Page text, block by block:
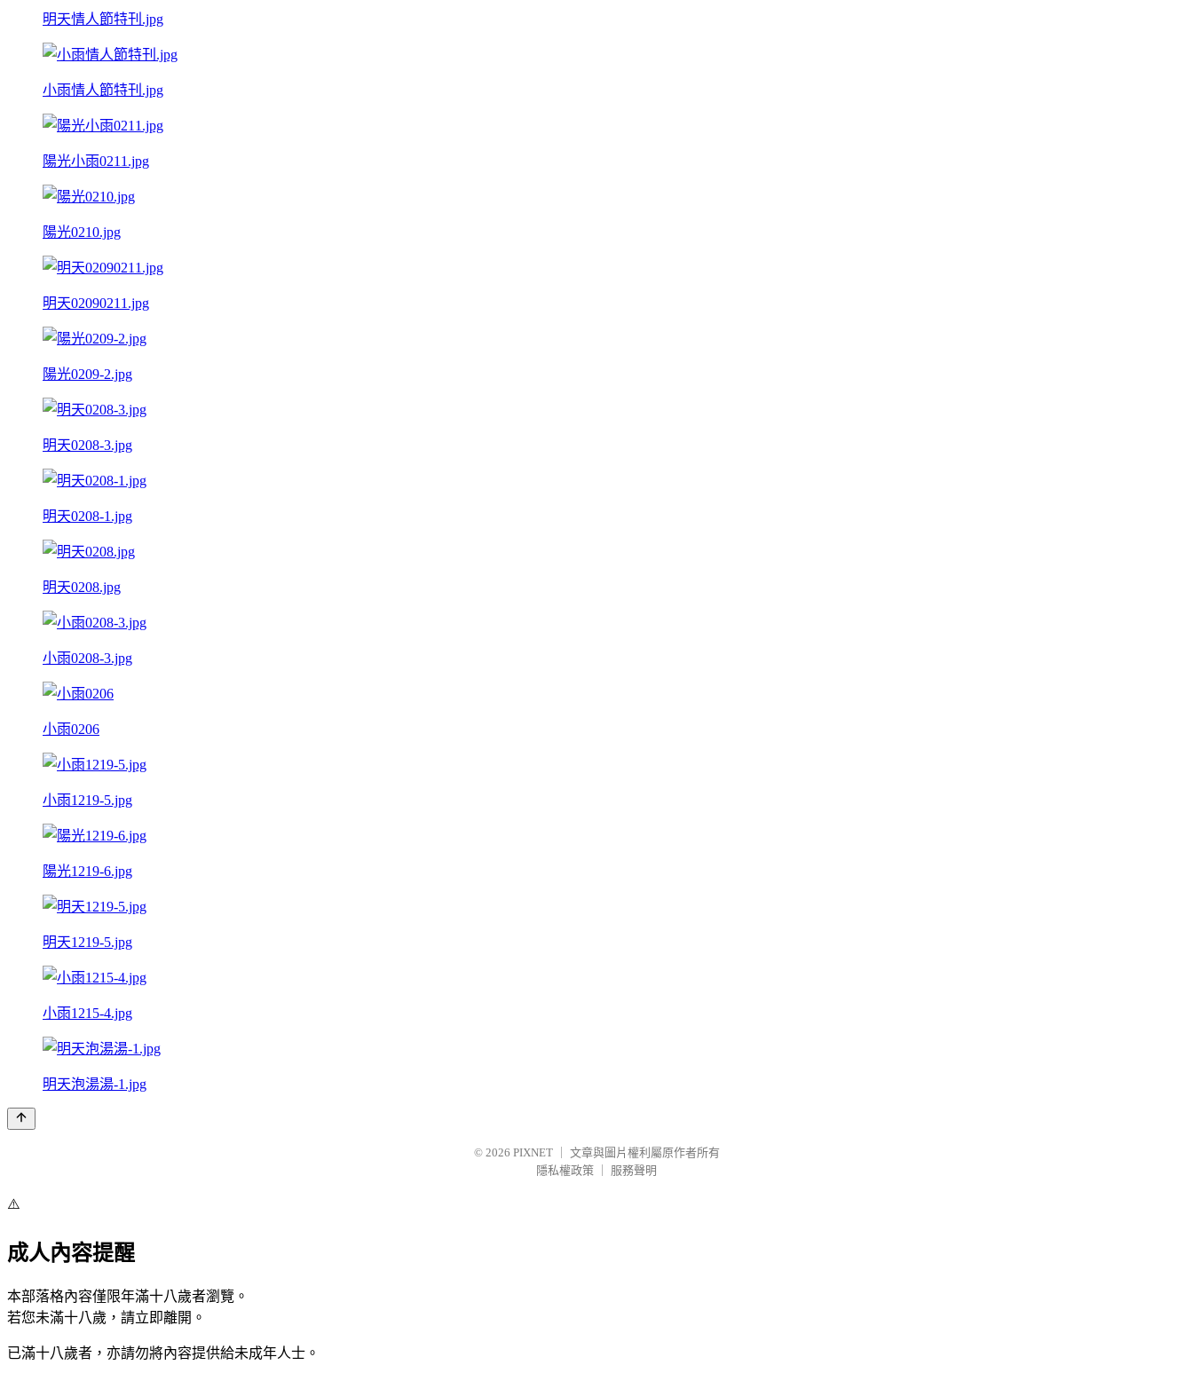
明天情人節特刊.jpg
小雨情人節特刊.jpg
陽光小雨0211.jpg
陽光0210.jpg
明天02090211.jpg
陽光0209-2.jpg
明天0208-3.jpg
明天0208-1.jpg
明天0208.jpg
小雨0208-3.jpg
小雨0206
小雨1219-5.jpg
陽光1219-6.jpg
明天1219-5.jpg
小雨1215-4.jpg
明天泡湯湯-1.jpg
© 2026 PIXNET
文章與圖片權利屬原作者所有
隱私權政策
服務聲明
⚠️
成人內容提醒
本部落格內容僅限年滿十八歲者瀏覽。
若您未滿十八歲，請立即離開。
已滿十八歲者，亦請勿將內容提供給未成年人士。